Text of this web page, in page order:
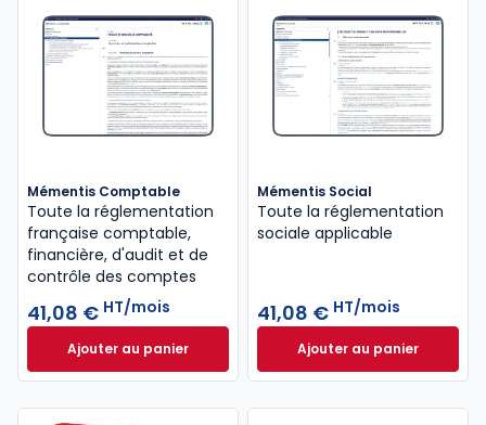
Mémentis Comptable
Toute la réglementation
française comptable,
financière, d'audit et de
contrôle des comptes
41,08 € HT/mois
Ajouter au panierMémentis Comptable à 41,08 € HT/mois
Mémentis Social
Toute la réglementation
sociale applicable
41,08 € HT/mois
Ajouter au panier
Mémentis Social